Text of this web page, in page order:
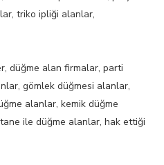
triko ipliği alanlar,
düğme alan firmalar, parti
gömlek düğmesi alanlar,
alanlar, kemik düğme
ile düğme alanlar, hak ettiği